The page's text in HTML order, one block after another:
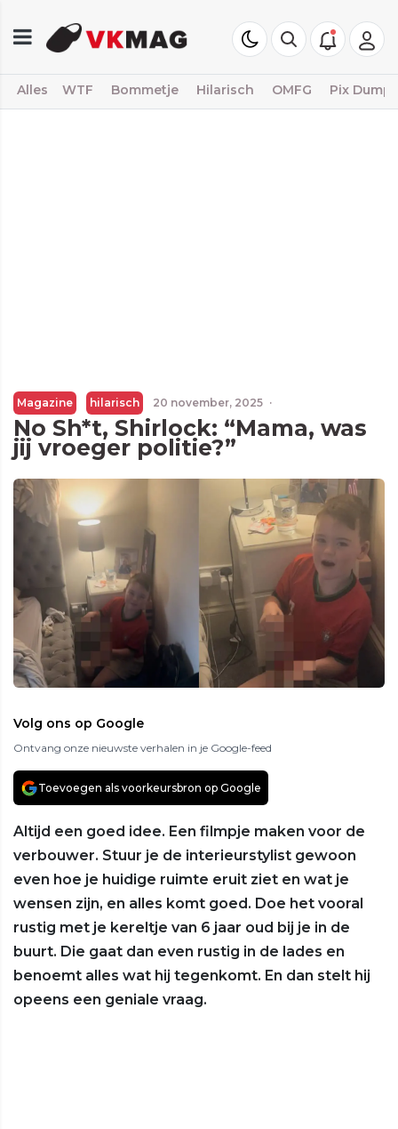
Alles WTF Bommetje Hilarisch OMFG Pix Dump
Magazine hilarisch 20 november, 2025 ·
No Sh*t, Shirlock: “Mama, was
jij vroeger politie?”
Volg ons op Google
Ontvang onze nieuwste verhalen in je Google-feed
Toevoegen als voorkeursbron op Google
Altijd een goed idee. Een filmpje maken voor de
verbouwer. Stuur je de interieurstylist gewoon
even hoe je huidige ruimte eruit ziet en wat je
wensen zijn, en alles komt goed. Doe het vooral
rustig met je kereltje van 6 jaar oud bij je in de
buurt. Die gaat dan even rustig in de lades en
benoemt alles wat hij tegenkomt. En dan stelt hij
opeens een geniale vraag.